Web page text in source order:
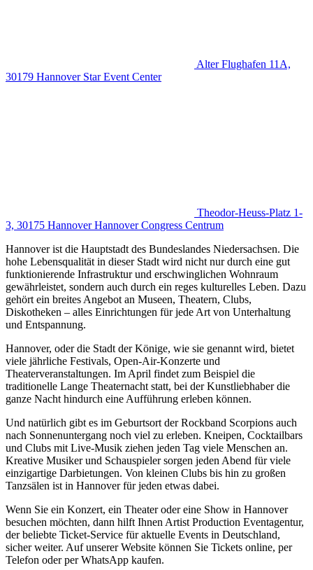
Alter Flughafen 11A,
30179 Hannover Star Event Center
Theodor-Heuss-Platz 1-
3, 30175 Hannover Hannover Congress Centrum
Hannover ist die Hauptstadt des Bundeslandes Niedersachsen. Die
hohe Lebensqualität in dieser Stadt wird nicht nur durch eine gut
funktionierende Infrastruktur und erschwinglichen Wohnraum
gewährleistet, sondern auch durch ein reges kulturelles Leben. Dazu
gehört ein breites Angebot an Museen, Theatern, Clubs,
Diskotheken – alles Einrichtungen für jede Art von Unterhaltung
und Entspannung.
Hannover, oder die Stadt der Könige, wie sie genannt wird, bietet
viele jährliche Festivals, Open-Air-Konzerte und
Theaterveranstaltungen. Im April findet zum Beispiel die
traditionelle Lange Theaternacht statt, bei der Kunstliebhaber die
ganze Nacht hindurch eine Aufführung erleben können.
Und natürlich gibt es im Geburtsort der Rockband Scorpions auch
nach Sonnenuntergang noch viel zu erleben. Kneipen, Cocktailbars
und Clubs mit Live-Musik ziehen jeden Tag viele Menschen an.
Kreative Musiker und Schauspieler sorgen jeden Abend für viele
einzigartige Darbietungen. Von kleinen Clubs bis hin zu großen
Tanzsälen ist in Hannover für jeden etwas dabei.
Wenn Sie ein Konzert, ein Theater oder eine Show in Hannover
besuchen möchten, dann hilft Ihnen Artist Production Eventagentur,
der beliebte Ticket-Service für aktuelle Events in Deutschland,
sicher weiter. Auf unserer Website können Sie Tickets online, per
Telefon oder per WhatsApp kaufen.